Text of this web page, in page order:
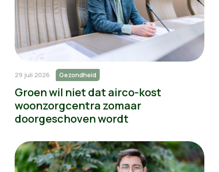
29 juli 2026 Gezondheid
Groen wil niet dat airco-kost
woonzorgcentra zomaar
doorgeschoven wordt